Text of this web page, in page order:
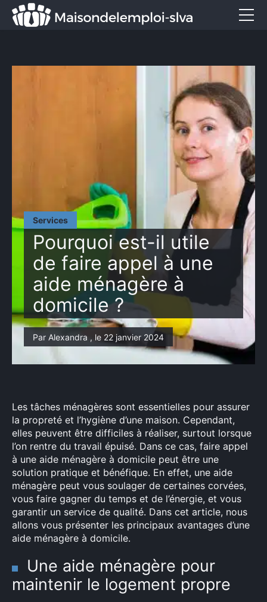
Services
Pourquoi est-il utile
de faire appel à une
aide ménagère à
domicile ?
Par Alexandra , le 22 janvier 2024
Les tâches ménagères sont essentielles pour assurer
la propreté et l’hygiène d’une maison. Cependant,
elles peuvent être difficiles à réaliser, surtout lorsque
l’on rentre du travail épuisé. Dans ce cas, faire appel
à une aide ménagère à domicile peut être une
solution pratique et bénéfique. En effet, une aide
ménagère peut vous soulager de certaines corvées,
vous faire gagner du temps et de l’énergie, et vous
garantir un service de qualité. Dans cet article, nous
allons vous présenter les principaux avantages d’une
aide ménagère à domicile.
Une aide ménagère pour
maintenir le logement propre
Formation